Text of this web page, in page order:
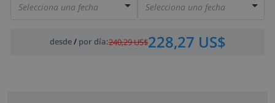
Selecciona una fecha Selecciona una fecha
desde/ por día:240,29 US$228,27 US$